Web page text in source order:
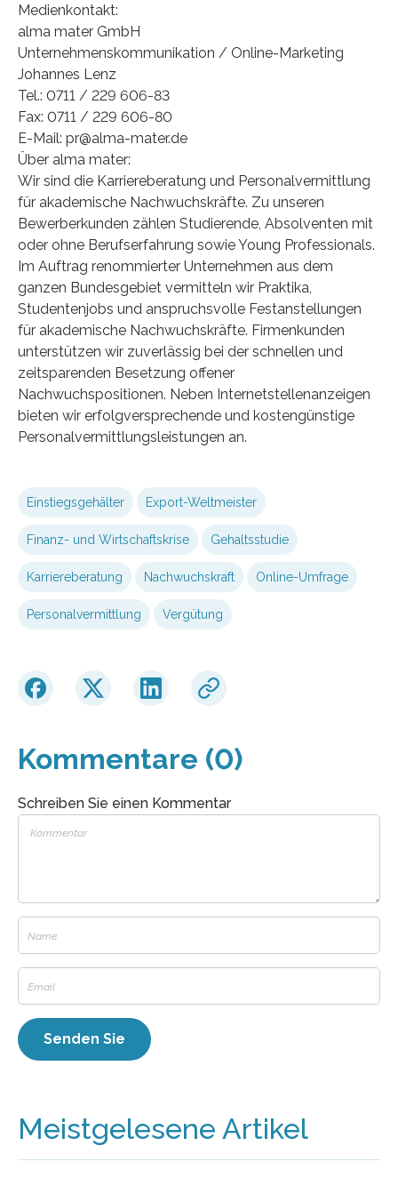
Medienkontakt:
alma mater GmbH
Unternehmenskommunikation / Online-Marketing
Johannes Lenz
Tel.: 0711 / 229 606-83
Fax: 0711 / 229 606-80
E-Mail: pr@alma-mater.de
Über alma mater:
Wir sind die Karriereberatung und Personalvermittlung
für akademische Nachwuchskräfte. Zu unseren
Bewerberkunden zählen Studierende, Absolventen mit
oder ohne Berufserfahrung sowie Young Professionals.
Im Auftrag renommierter Unternehmen aus dem
ganzen Bundesgebiet vermitteln wir Praktika,
Studentenjobs und anspruchsvolle Festanstellungen
für akademische Nachwuchskräfte. Firmenkunden
unterstützen wir zuverlässig bei der schnellen und
zeitsparenden Besetzung offener
Nachwuchspositionen. Neben Internetstellenanzeigen
bieten wir erfolgversprechende und kostengünstige
Personalvermittlungsleistungen an.
Einstiegsgehälter Export-Weltmeister
Finanz- und Wirtschaftskrise Gehaltsstudie
Karriereberatung Nachwuchskraft Online-Umfrage
Personalvermittlung Vergütung
Kommentare (0)
Schreiben Sie einen Kommentar
Meistgelesene Artikel